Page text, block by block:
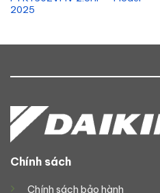
2025
Chính sách
Chính sách bảo hành